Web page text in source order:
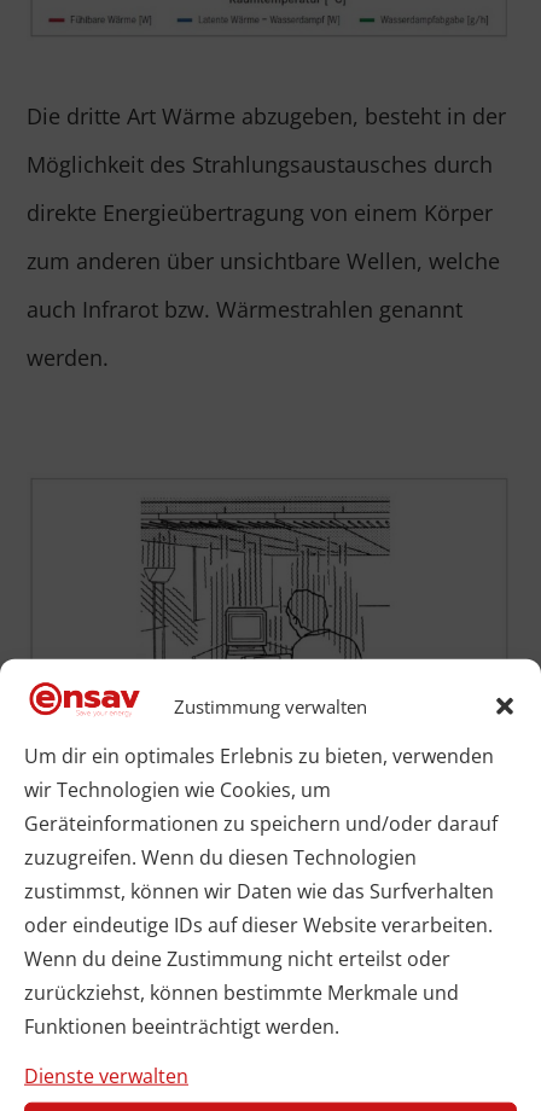
Zustimmung verwalten
Um dir ein optimales Erlebnis zu bieten, verwenden
wir Technologien wie Cookies, um
Geräteinformationen zu speichern und/oder darauf
zuzugreifen. Wenn du diesen Technologien
zustimmst, können wir Daten wie das Surfverhalten
oder eindeutige IDs auf dieser Website verarbeiten.
Wenn du deine Zustimmung nicht erteilst oder
zurückziehst, können bestimmte Merkmale und
Funktionen beeinträchtigt werden.
Dienste verwalten
Die dritte Art Wärme abzugeben, besteht in der
Möglichkeit des Strahlungsaustausches durch
direkte Energieübertragung von einem Körper
zum anderen über unsichtbare Wellen, welche
auch Infrarot bzw. Wärmestrahlen genannt
werden.
In einem Büroraum werden fälschlicherweise
oft nur die Personen als Wärmelieferanten
berücksichtigt. Jedoch von größerer Bedeutung
sind Bürogeräte wie Monitor, PC, Drucker oder
Kopierer, und auch die Beleuchtung der
werden. Es geht sogar der Trend dazu,